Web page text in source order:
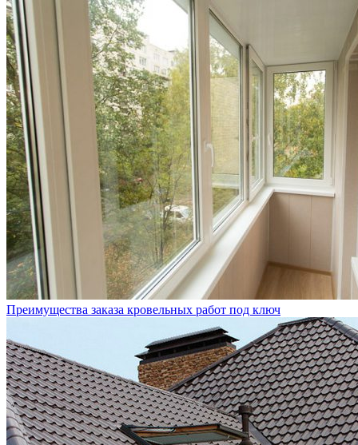
Преимущества заказа кровельных работ под ключ